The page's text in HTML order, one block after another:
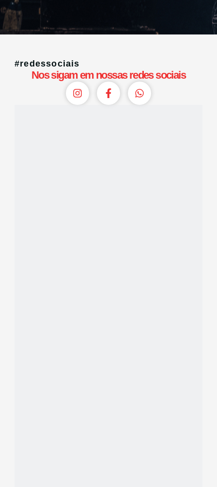
#redessociais
Nos sigam em nossas redes sociais